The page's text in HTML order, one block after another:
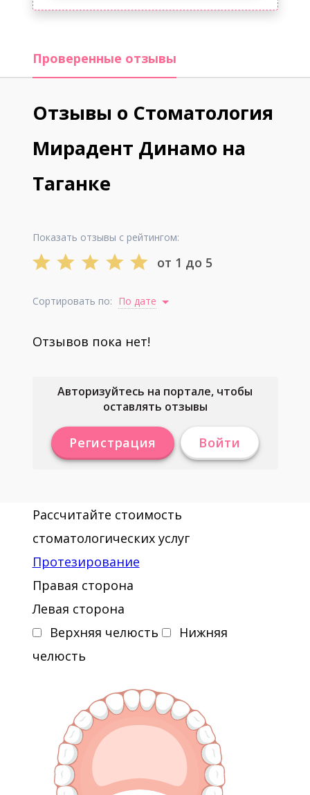
Проверенные отзывы
Отзывы о Стоматология
Мирадент Динамо на
Таганке
Показать отзывы с рейтингом:
от 1 до 5
Сортировать по: По дате
Отзывов пока нет!
Авторизуйтесь на портале, чтобы
оставлять отзывы
Регистрация Войти
Рассчитайте стоимость
стоматологических услуг
Протезирование
Правая сторона
Левая сторона
Верхняя челюсть
Нижняя
челюсть